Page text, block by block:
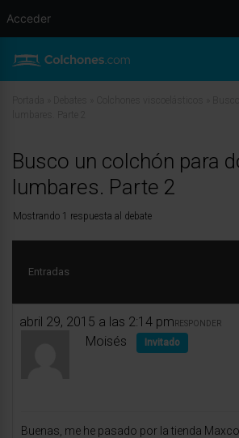
Busco un colchón para
lumbares. Parte 2
Mostrando 1 respuesta al debate
Entradas
abril 29, 2015 a las 2:14 pm RESPONDER
Moisés Invitado
Buenas, me he pasado por la tienda
Acceder